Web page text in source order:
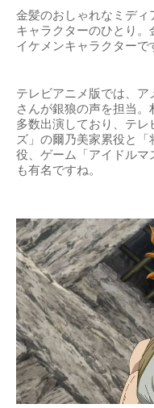
金髪のおしゃれなミディ
キャラクターのひとり
イケメンキャラクターで
テレビアニメ版では、
さんが銀狼の声を担当
多数出演しており、テ
ズ」の爾乃美家累役と
役、ゲーム「アイドルマ
も有名ですね。